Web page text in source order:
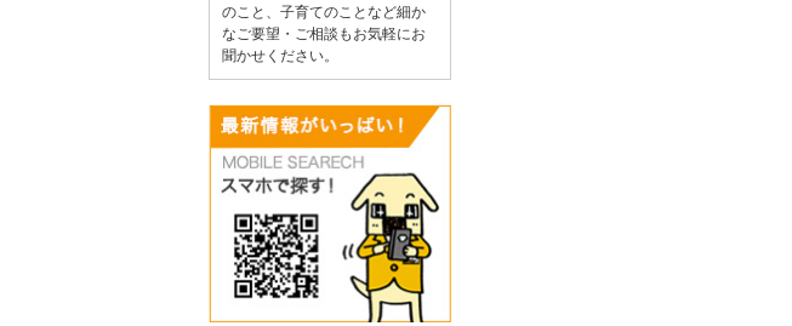
のこと、子育てのことなど細か
なご要望・ご相談もお気軽にお
聞かせください。